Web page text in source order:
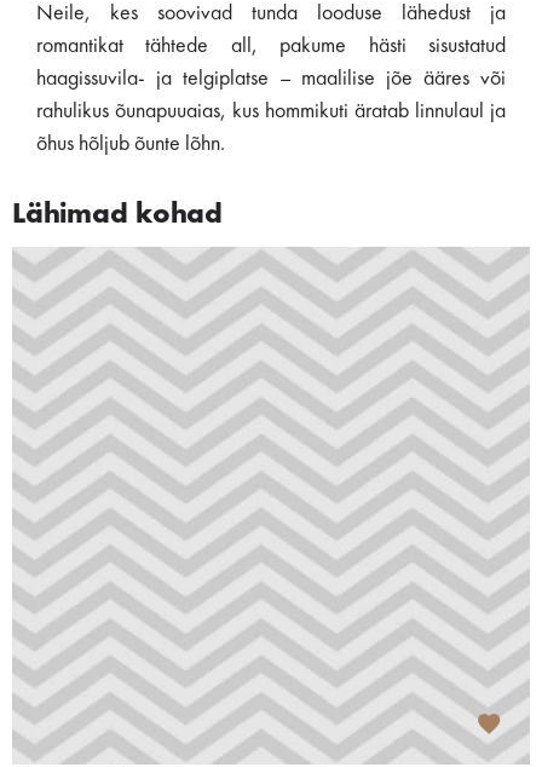
Neile, kes soovivad tunda looduse lähedust ja
romantikat tähtede all, pakume hästi sisustatud
haagissuvila- ja telgiplatse – maalilise jõe ääres või
rahulikus õunapuuaias, kus hommikuti äratab linnulaul ja
õhus hõljub õunte lõhn.
Lähimad kohad